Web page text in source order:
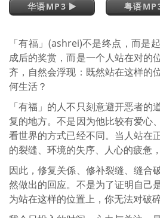
华语MP3 粤语
「有福」(ashrei)不是终点，而是
成后的奖赏，而是一个人站在对的
齐，自然会浮现：既然站在这样的
何生活？
「有福」的人不只刻意避开恶者的
复的地方。不是因为他比较有爱心
看世界的方式已经不同。当人站在
的裂缝、环境的失序、人心的疲惫
因此，修复关係、修补裂缝、缝合
然做出的回应。不是为了证明自己
为站在这样的位置上，你无法对破